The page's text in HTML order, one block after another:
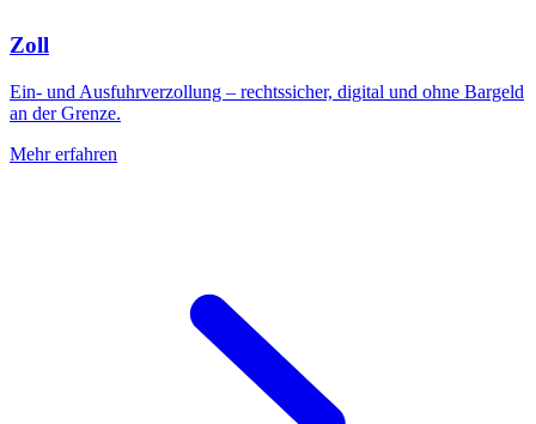
Zoll
Ein- und Ausfuhrverzollung – rechtssicher, digital und ohne Bargeld
an der Grenze.
Mehr erfahren